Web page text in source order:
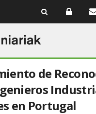
de
en Portugal